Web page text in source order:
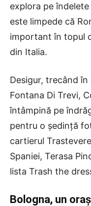
explora pe
este limpede că
important în topul
din Italia.
Desigur, trecând
Fontana Di Trevi,
întâmpină pe
pentru o ședință
cartierul
Spaniei, Terasa
lista Trash the
Bologna, un